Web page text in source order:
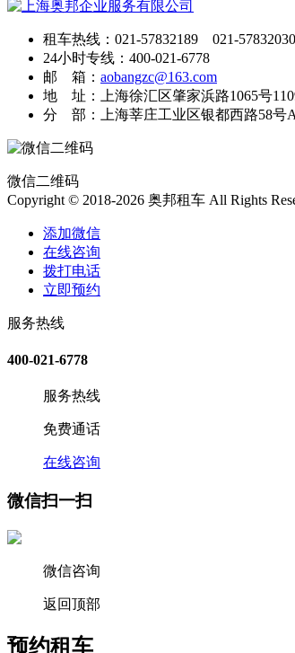
租车热线：021-57832189 021-57832030
24小时专线：400-021-6778
邮 箱： aobangzc@163.com
地 址：上海徐汇区肇家浜路1065号
分 部：上海莘庄工业区银都西路58号A
微信二维码
Copyright © 2018-2026 奥邦租车 All Rights
添加微信
在线咨询
拨打电话
立即预约
服务热线
400-021-6778
服务热线
免费通话
在线咨询
微信扫一扫
微信咨询
返回顶部
预约租车